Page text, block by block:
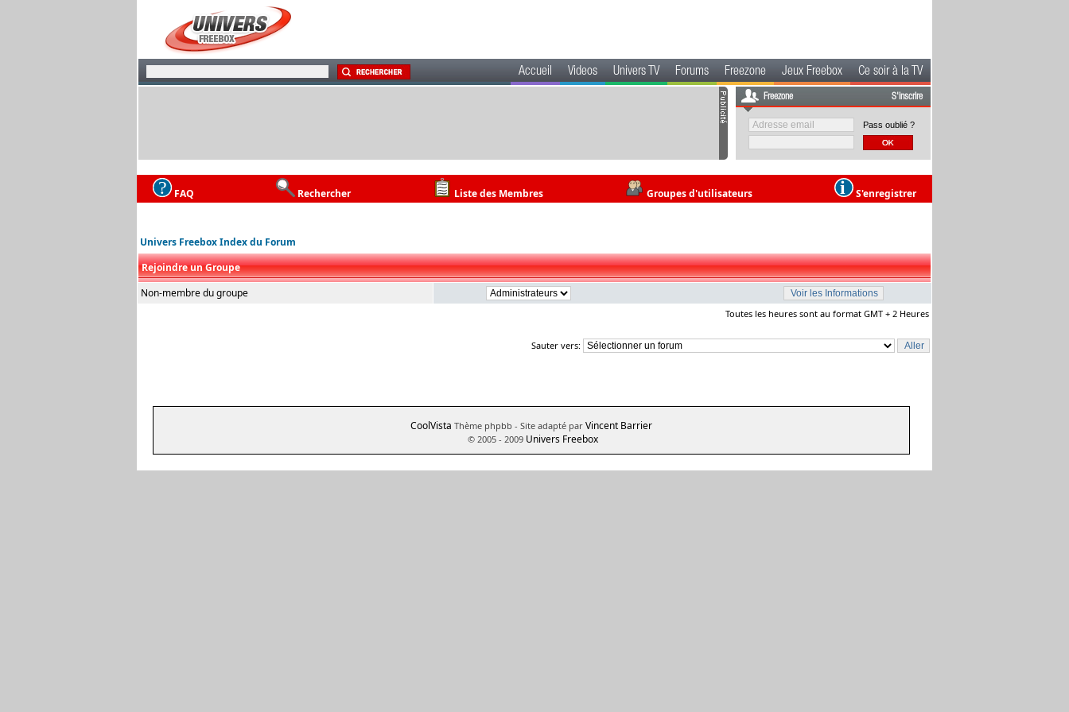
Accueil Videos Univers TV Forums Freezone Jeux Freebox Ce soir à la TV
Freezone S'inscrire
Pass oublié ?
FAQ Rechercher Liste des Membres Groupes d'utilisateurs S'enregistrer
Univers Freebox Index du Forum
Rejoindre un Groupe
Non-membre du groupe
Toutes les heures sont au format GMT + 2 Heures
Sauter vers:
CoolVista Thème phpbb - Site adapté par Vincent Barrier
© 2005 - 2009 Univers Freebox